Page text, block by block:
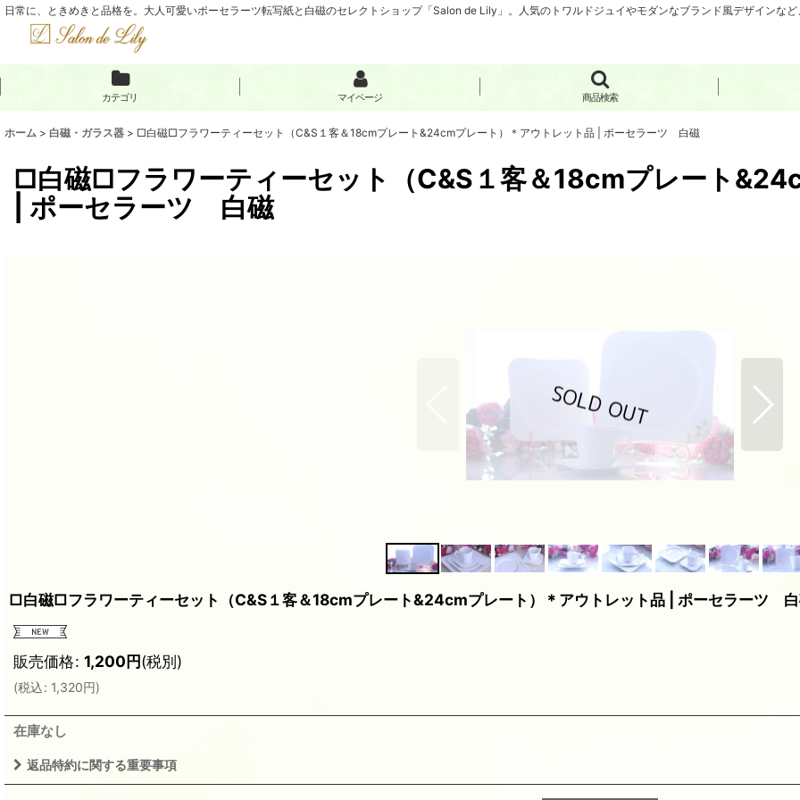
日常に、ときめきと品格を。大人可愛いポーセラーツ転写紙と白磁のセレクトショップ「Salon de Lily」。人気のトワルドジュイやモダンなブランド風デザインな
カテゴリ マイページ 商品検索
ホーム > 白磁・ガラス器 > □白磁□フラワーティーセット（C&S１客＆18cmプレート&24cmプレート）＊アウトレット品 | ポーセラーツ 白磁
□白磁□フラワーティーセット（C&S１客＆18cmプレート
| ポーセラーツ 白磁
□白磁□フラワーティーセット（C&S１客＆18cmプレート&24cmプレート）＊アウトレット品 | ポーセラーツ
販売価格: 1,200円(税別)
(税込: 1,320円)
在庫なし
返品特約に関する重要事項